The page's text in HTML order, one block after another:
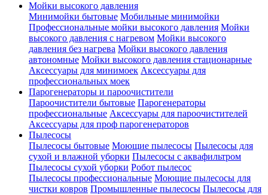
Мойки высокого давления
Минимойки бытовые Мобильные минимойки
Профессиональные мойки высокого давления Мойки
высокого давления с нагревом Мойки высокого
давления без нагрева Мойки высокого давления
автономные Мойки высокого давления стационарные
Аксессуары для минимоек Аксессуары для
профессиональных моек
Парогенераторы и пароочистители
Пароочистители бытовые Парогенераторы
профессиональные Аксессуары для пароочистителей
Аксессуары для проф парогенераторов
Пылесосы
Пылесосы бытовые Моющие пылесосы Пылесосы для
сухой и влажной уборки Пылесосы с аквафильтром
Пылесосы сухой уборки Робот пылесос
Пылесосы профессиональные Моющие пылесосы для
чистки ковров Промышленные пылесосы Пылесосы для